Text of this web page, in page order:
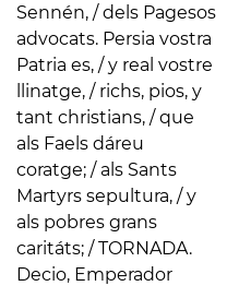
Sennén, / dels Pagesos
advocats. Persia vostra
Patria es, / y real vostre
llinatge, / richs, pios, y
tant christians, / que
als Faels dáreu
coratge; / als Sants
Martyrs sepultura, / y
als pobres grans
caritáts; / TORNADA.
Decio, Emperador
/ à las bestias vos
llansaren; / mes ellas
com racionals / molt
vos reverenciaren: /
Quatre onsos, y dos
lleons / als peus se vos
son postráts; /
TORNADA. Iráts de
tant gran miracle /
aquells Sayons
infernals, / vostres